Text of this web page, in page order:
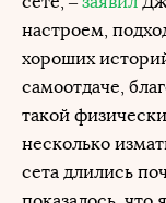
настроем,
хороших
самоотдаче,
такой
несколько
сета длились